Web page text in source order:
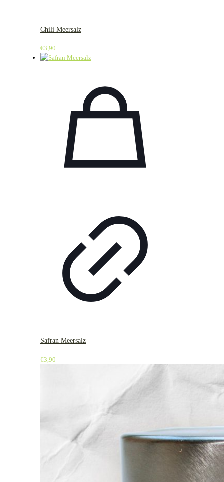
Chili Meersalz
€3,90
Safran Meersalz
€3,90